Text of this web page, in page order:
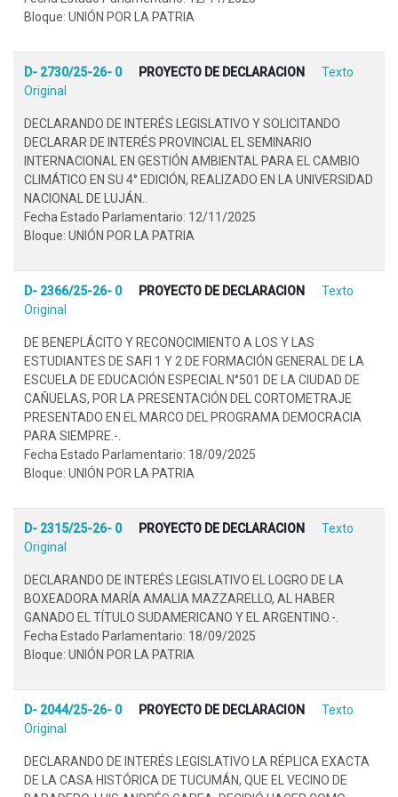
Bloque: UNIÓN POR LA PATRIA
D- 2730/25-26- 0 PROYECTO DE DECLARACION
Texto
Original
DECLARANDO DE INTERÉS LEGISLATIVO Y SOLICITANDO
DECLARAR DE INTERÉS PROVINCIAL EL SEMINARIO
INTERNACIONAL EN GESTIÓN AMBIENTAL PARA EL CAMBIO
CLIMÁTICO EN SU 4° EDICIÓN, REALIZADO EN LA UNIVERSIDAD
NACIONAL DE LUJÁN..
Fecha Estado Parlamentario: 12/11/2025
Bloque: UNIÓN POR LA PATRIA
D- 2366/25-26- 0 PROYECTO DE DECLARACION
Texto
Original
DE BENEPLÁCITO Y RECONOCIMIENTO A LOS Y LAS
ESTUDIANTES DE SAFI 1 Y 2 DE FORMACIÓN GENERAL DE LA
ESCUELA DE EDUCACIÓN ESPECIAL N°501 DE LA CIUDAD DE
CAÑUELAS, POR LA PRESENTACIÓN DEL CORTOMETRAJE
PRESENTADO EN EL MARCO DEL PROGRAMA DEMOCRACIA
PARA SIEMPRE.-.
Fecha Estado Parlamentario: 18/09/2025
Bloque: UNIÓN POR LA PATRIA
D- 2315/25-26- 0 PROYECTO DE DECLARACION
Texto
Original
DECLARANDO DE INTERÉS LEGISLATIVO EL LOGRO DE LA
BOXEADORA MARÍA AMALIA MAZZARELLO, AL HABER
GANADO EL TÍTULO SUDAMERICANO Y EL ARGENTINO.-.
Fecha Estado Parlamentario: 18/09/2025
Bloque: UNIÓN POR LA PATRIA
D- 2044/25-26- 0 PROYECTO DE DECLARACION
Texto
Original
DECLARANDO DE INTERÉS LEGISLATIVO LA RÉPLICA EXACTA
DE LA CASA HISTÓRICA DE TUCUMÁN, QUE EL VECINO DE